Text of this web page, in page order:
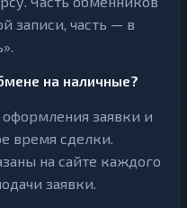
записи, часть — в
на наличные?
заявки и
время сделки.
на сайте каждого
заявки.